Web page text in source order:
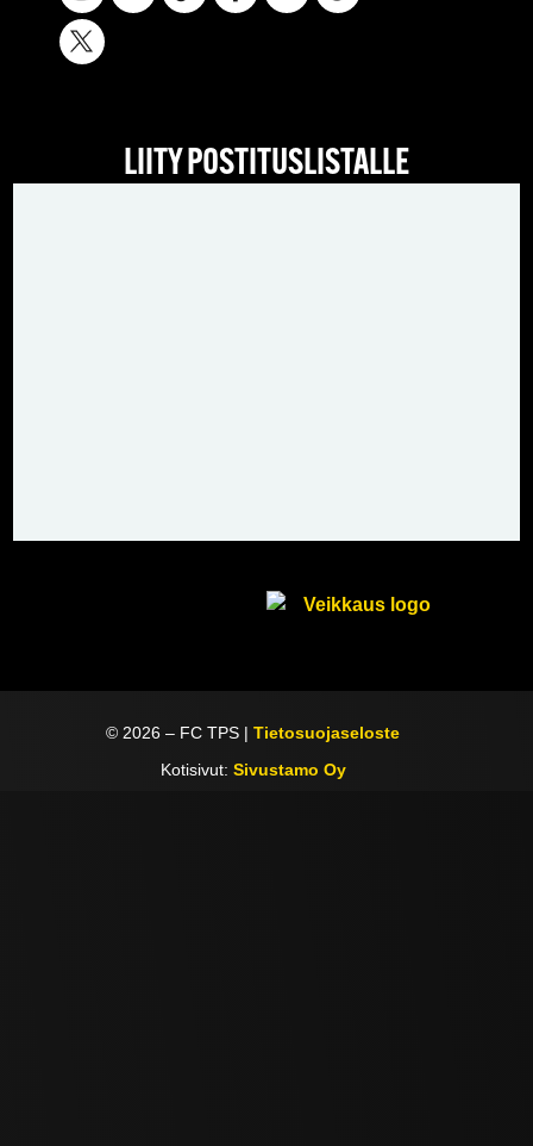
LIITY POSTITUSLISTALLE
©2026 – FC TPS |Tietosuojaseloste
Kotisivut: Sivustamo Oy